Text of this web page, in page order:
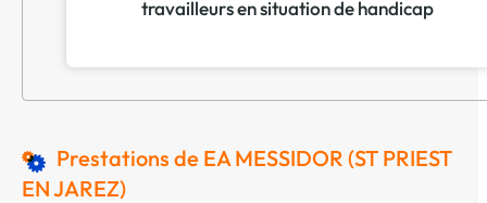
travailleurs en situation de handicap
Prestations de EA MESSIDOR (ST PRIEST
EN JAREZ)